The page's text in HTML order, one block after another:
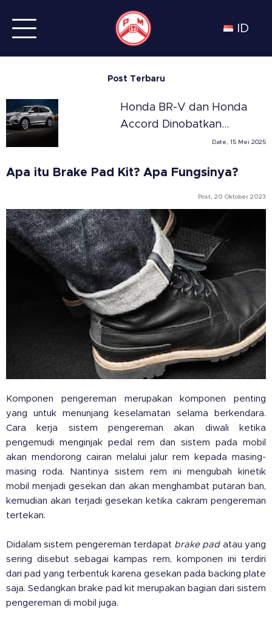
ID
Apa itu Brake Pad Kit? Apa Fungsinya?
Post, 20 Oktober 2023
Komponen pengereman merupakan komponen penting
yang untuk menunjang keselamatan selama berkendara.
Cara kerja sistem pengereman akan diwali ketika
pengemudi menginjak pedal rem dan sistem pada mobil
akan mendorong cairan melalui jalur rem kepada masing-
masing roda. Nantinya sistem rem ini mengubah kinetik
mobil menjadi gesekan dan akan menghambat putaran ban,
kemudian akan terjadi gesekan ketika cakram pengereman
tertekan.
Didalam sistem pengereman terdapat brake padatau yang
sering disebut sebagai kampas rem, komponen ini terdiri
dari pad yang terbentuk karena gesekan pada backing plate
saja. Sedangkan brake pad kit merupakan bagian dari sistem
pengereman di mobil juga.
Post Terbaru
Honda BR-V dan Honda
Accord Dinobatkan
Sebagai SUV dan Sedan
Meksiko versi Automovil
Date, 15 Mei 2025